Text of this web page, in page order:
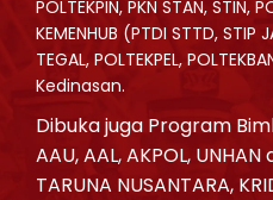
POLTEKPIN, PKN STAN, STIN,
KEMENHUB (PTDI STTD, STIP
TEGAL, POLTEKPEL,
Kedinasan.
Dibuka juga Program
AAU, AAL, AKPOL,
TARUNA NUSANTARA,